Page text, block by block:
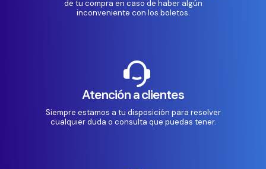
de tu compra en caso de haber algún
inconveniente con los boletos.
Atención a clientes
Siempre estamos a tu disposición para resolver
cualquier duda o consulta que puedas tener.